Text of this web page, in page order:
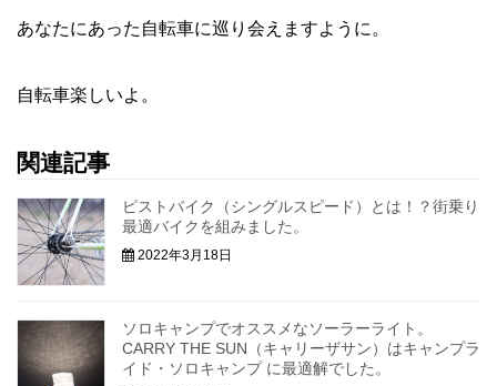
あなたにあった自転車に巡り会えますように。
自転車楽しいよ。
関連記事
ピストバイク（シングルスピード）とは！？街乗り
最適バイクを組みました。
2022年3月18日
ソロキャンプでオススメなソーラーライト。
CARRY THE SUN（キャリーザサン）はキャンプラ
イド・ソロキャンプ に最適解でした。